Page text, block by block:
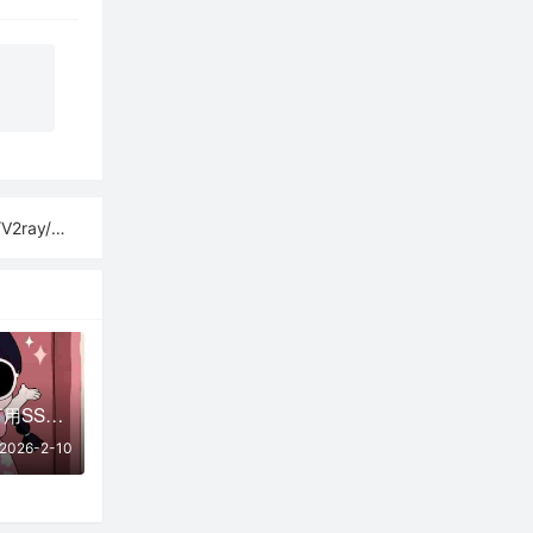
阅链接
02月10日更新：可用SSR/V2Ray/Clash免费节点全集（32条）
2026-2-10